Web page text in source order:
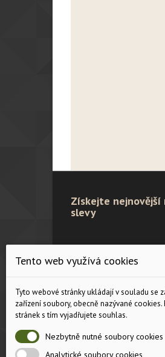
Získejte nejnovější
slevy
PRODUKTY
Velikostní tabulka
Slevy
Novinky
Tento web využívá cookies
Tyto webové stránky ukládají v souladu se
zařízení soubory, obecně nazývané
stránek s tím vyjadřujete souhlas.
Nezbytně nutné soubory cookies
Analytické soubory cookies